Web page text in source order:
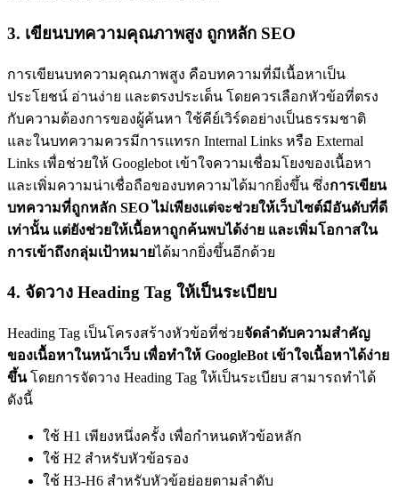
3. เขียนบทความคุณภาพสูง ถูกหลัก SEO
การเขียนบทความคุณภาพสูง คือบทความที่มีเนื้อหาเป็น
ประโยชน์ อ่านง่าย และตรงประเด็น โดยควรเลือกหัวข้อที่ตรง
กับความต้องการของผู้ค้นหา ใช้คีย์เวิร์ดอย่างเป็นธรรมชาติ
และในบทความควรมีการแทรก Internal Links หรือ External
Links เพื่อช่วยให้ Googlebot เข้าใจความเชื่อมโยงของเนื้อหา
และเพิ่มความน่าเชื่อถือของบทความได้มากยิ่งขึ้น ซึ่งการเขียน
บทความที่ถูกหลัก SEO ไม่เพียงแต่จะช่วยให้เว็บไซต์มีอันดับที่ดี
เท่านั้น แต่ยังช่วยให้เนื้อหาถูกค้นพบได้ง่าย และเพิ่มโอกาสใน
การเข้าถึงกลุ่มเป้าหมายได้มากยิ่งขึ้นอีกด้วย
4. จัดวาง Heading Tag ให้เป็นระเบียบ
Heading Tag เป็นโครงสร้างหัวข้อที่ช่วยจัดลำดับความสำคัญ
ของเนื้อหาในหน้าเว็บ เพื่อทำให้ GoogleBot เข้าใจเนื้อหาได้ง่าย
ขึ้นโดยการจัดวาง Heading Tag ให้เป็นระเบียบ สามารถทำได้
ดังนี้
ใช้ H1 เพียงหนึ่งครั้ง เพื่อกำหนดหัวข้อหลัก
ใช้ H2 สำหรับหัวข้อรอง
ใช้ H3-H6 สำหรับหัวข้อย่อยตามลำดับ